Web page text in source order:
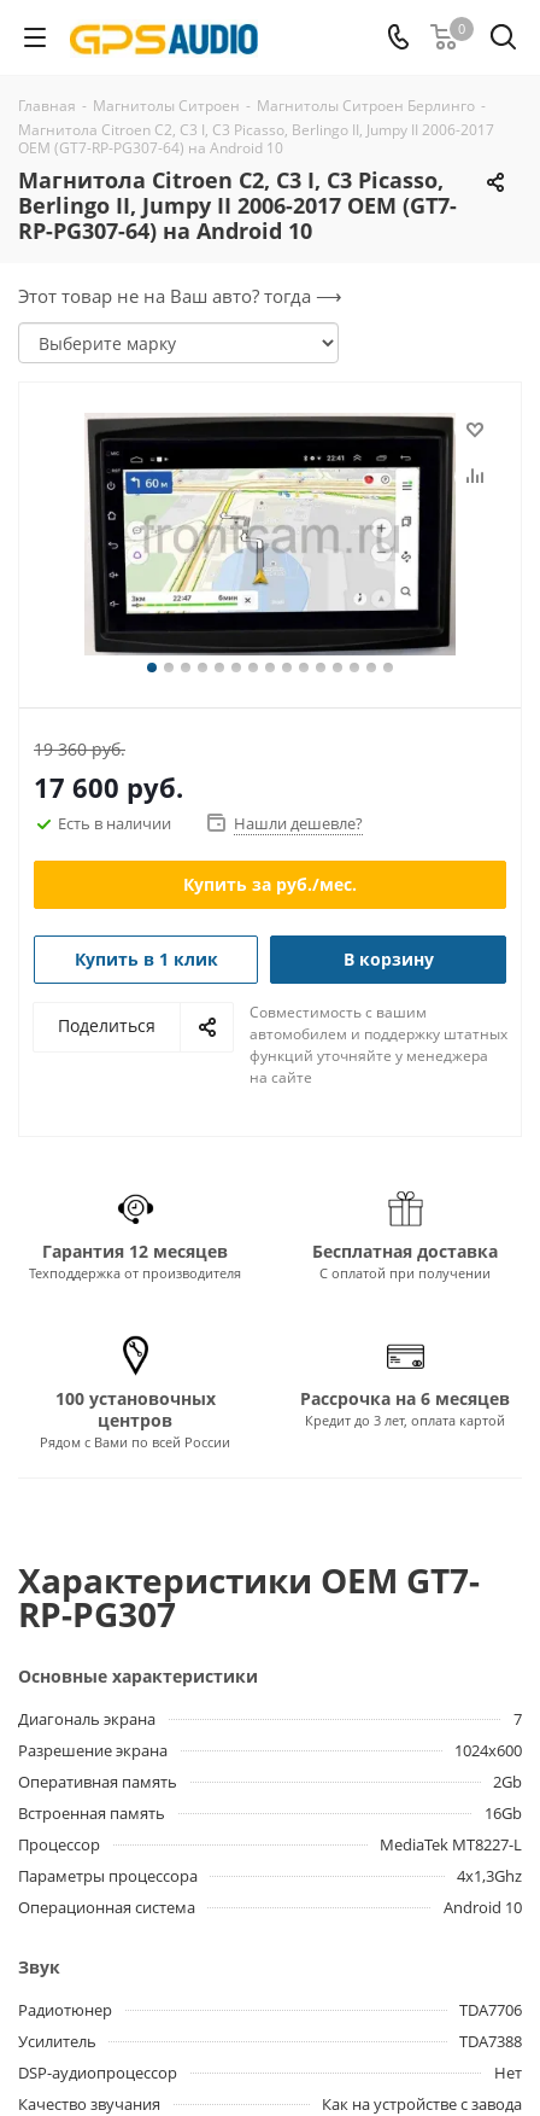
0
Главная - Магнитолы Ситроен - Магнитолы Ситроен Берлинго -
Магнитола Citroen C2, C3 I, C3 Picasso, Berlingo II, Jumpy II 2006-2017
OEM (GT7-RP-PG307-64) на Android 10
Магнитола Citroen C2, C3 I, C3 Picasso,
Berlingo II, Jumpy II 2006-2017 OEM (GT7-
RP-PG307-64) на Android 10
Этот товар не на Ваш авто? тогда ⟶
19 360 руб.
17 600 руб.
Есть в наличии Нашли дешевле?
Купить за руб./мес.
Купить в 1 клик В корзину
Поделиться
Совместимость с вашим
автомобилем и поддержку штатных
функций уточняйте у менеджера
на сайте
Гарантия 12 месяцев
Техподдержка от производителя
Бесплатная доставка
С оплатой при получении
100 установочных
центров
Рядом с Вами по всей России
Рассрочка на 6 месяцев
Кредит до 3 лет, оплата картой
Характеристики OEM GT7-
RP-PG307
Основные характеристики
Диагональ экрана
7
Разрешение экрана
1024x600
Оперативная память
2Gb
Встроенная память
16Gb
Процессор
MediaTek MT8227-L
Параметры процессора
4x1,3Ghz
Операционная система
Android 10
Звук
Радиотюнер
TDA7706
Усилитель
TDA7388
DSP-аудиопроцессор
Нет
Качество звучания
Как на устройстве с завода